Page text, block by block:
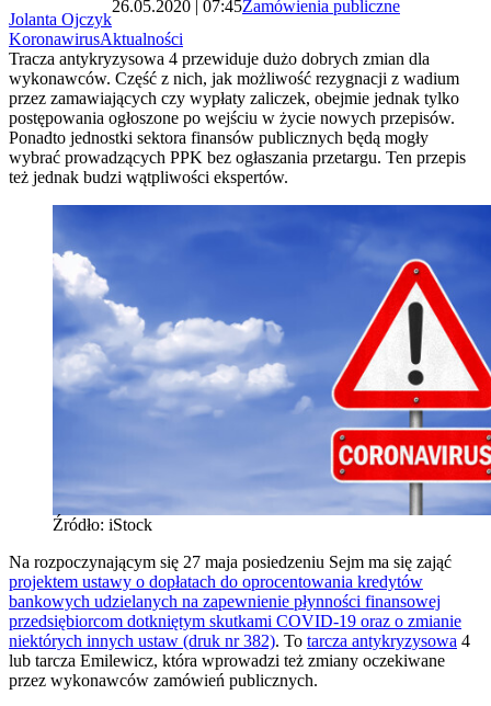
Jolanta Ojczyk
26.05.2020 | 07:45Zamówienia publiczne
KoronawirusAktualności
Tracza antykryzysowa 4 przewiduje dużo dobrych zmian dla
wykonawców. Część z nich, jak możliwość rezygnacji z wadium
przez zamawiających czy wypłaty zaliczek, obejmie jednak tylko
postępowania ogłoszone po wejściu w życie nowych przepisów.
Ponadto jednostki sektora finansów publicznych będą mogły
wybrać prowadzących PPK bez ogłaszania przetargu. Ten przepis
też jednak budzi wątpliwości ekspertów.
Źródło: iStock
Na rozpoczynającym się 27 maja posiedzeniu Sejm ma się zająć
projektem ustawy o dopłatach do oprocentowania kredytów
bankowych udzielanych na zapewnienie płynności finansowej
przedsiębiorcom dotkniętym skutkami COVID-19 oraz o zmianie
niektórych innych ustaw (druk nr 382). To tarcza antykryzysowa 4
lub tarcza Emilewicz, która wprowadzi też zmiany oczekiwane
przez wykonawców zamówień publicznych.